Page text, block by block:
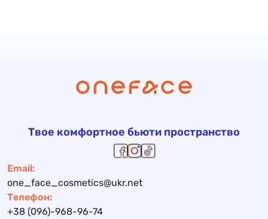
Твое комфортное бьюти пространство
Email:
one_face_cosmetics@ukr.net
Телефон:
+38 (096)-968-96-74